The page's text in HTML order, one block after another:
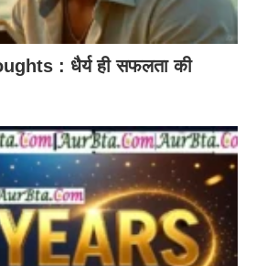
: धैर्य ही सफलता की